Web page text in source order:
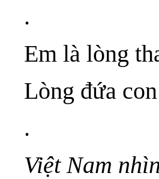
.
Em là lòng
Lòng đứa
.
Việt Nam